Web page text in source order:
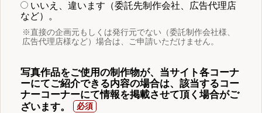
いいえ、違います（委託先制作会社、広告代理店
など）。
※直接の企画元もしくは発行元でない（委託制作会社様、
広告代理店様など）場合は、ご申請いただけません。
写真作品をご使用の制作物が、当サイト各コーナ
ーにてご紹介できる内容の場合は、該当するコー
ナーコーナーにて情報を掲載させて頂く場合がご
ざいます。